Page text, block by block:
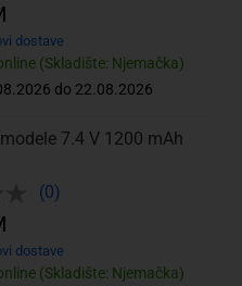
(Skladište: Njemačka)
do 22.08.2026
dostave
7.4 V 1200 mAh
(0)
(Skladište: Njemačka)
dostave